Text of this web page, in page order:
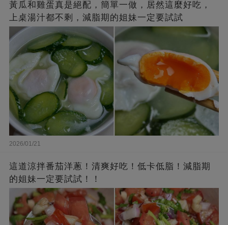
黃瓜和雞蛋真是絕配，簡單一做，居然這麼好吃，
上桌湯汁都不剩，減脂期的姐妹一定要試試
2026/01/21
這道涼拌番茄洋蔥！清爽好吃！低卡低脂！減脂期
的姐妹一定要試試！！